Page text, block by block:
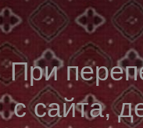
При
с сайта,